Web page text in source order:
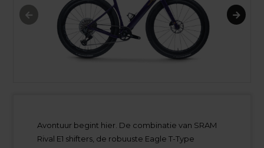
Avontuur begint hier. De combinatie van SRAM
Rival E1 shifters, de robuuste Eagle T-Type